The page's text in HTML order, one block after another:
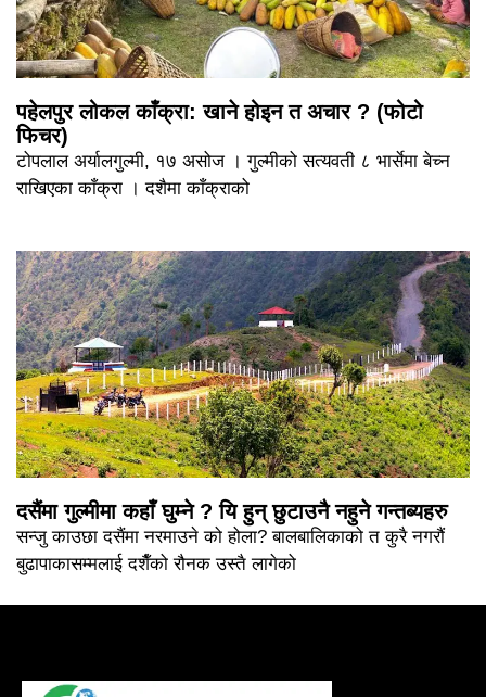
पहेलपुर लोकल काँक्रा: खाने होइन त अचार ? (फोटो
फिचर)
टोपलाल अर्यालगुल्मी, १७ असोज । गुल्मीको सत्यवती ८ भार्सेमा बेच्न
राखिएका काँक्रा । दशैमा काँक्राको
दसैंमा गुल्मीमा कहाँ घुम्ने ? यि हुन् छुटाउनै नहुने गन्तब्यहरु
सन्जु काउछा दसैंमा नरमाउने को होला? बालबालिकाको त कुरै नगरौं
बुढापाकासम्मलाई दशैँको रौनक उस्तै लागेको